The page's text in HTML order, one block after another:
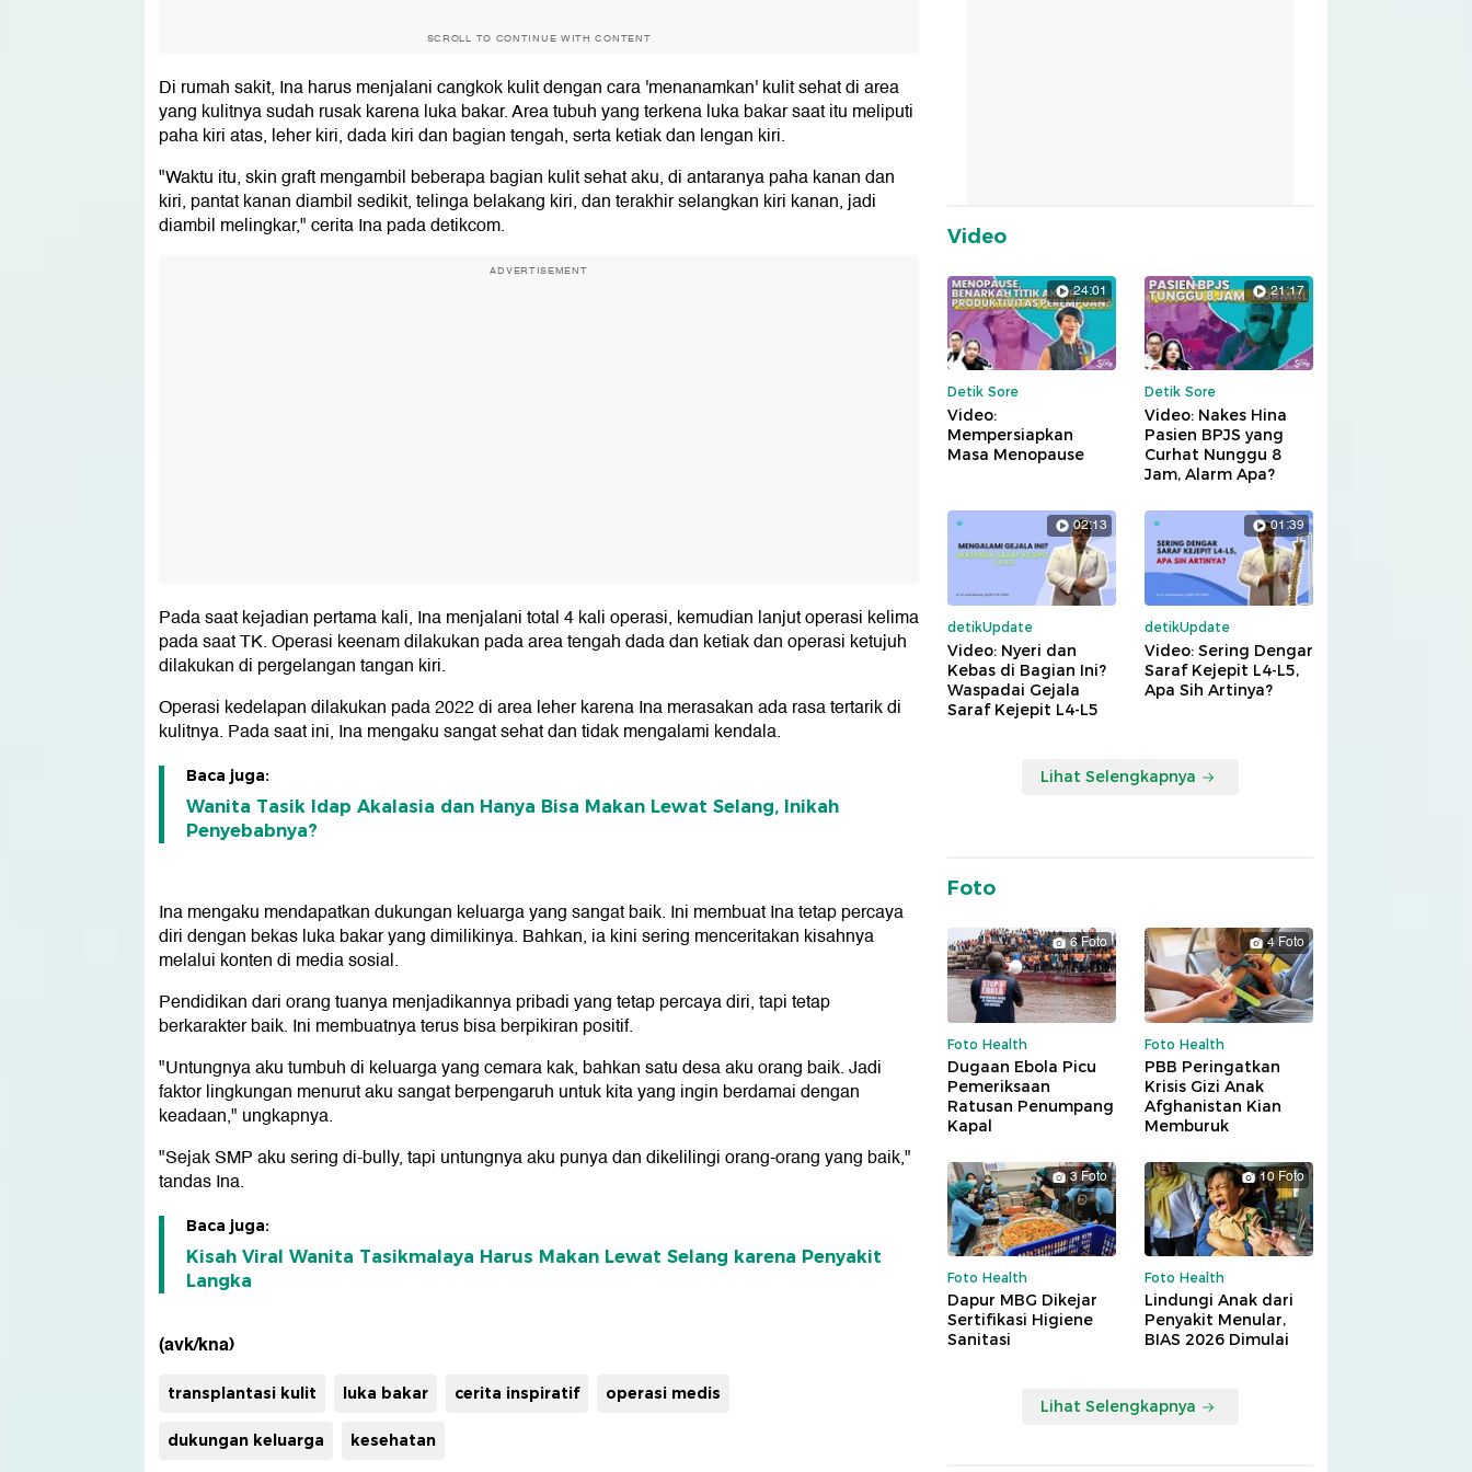
SCROLL TO CONTINUE WITH CONTENT
Di rumah sakit, Ina harus menjalani cangkok kulit dengan cara 'menanamkan' kulit sehat di area
yang kulitnya sudah rusak karena luka bakar. Area tubuh yang terkena luka bakar saat itu meliputi
paha kiri atas, leher kiri, dada kiri dan bagian tengah, serta ketiak dan lengan kiri.
"Waktu itu, skin graft mengambil beberapa bagian kulit sehat aku, di antaranya paha kanan dan
kiri, pantat kanan diambil sedikit, telinga belakang kiri, dan terakhir selangkan kiri kanan, jadi
diambil melingkar," cerita Ina pada detikcom.
ADVERTISEMENT
Pada saat kejadian pertama kali, Ina menjalani total 4 kali operasi, kemudian lanjut operasi kelima
pada saat TK. Operasi keenam dilakukan pada area tengah dada dan ketiak dan operasi ketujuh
dilakukan di pergelangan tangan kiri.
Operasi kedelapan dilakukan pada 2022 di area leher karena Ina merasakan ada rasa tertarik di
kulitnya. Pada saat ini, Ina mengaku sangat sehat dan tidak mengalami kendala.
Baca juga:
Wanita Tasik Idap Akalasia dan Hanya Bisa Makan Lewat Selang, Inikah
Penyebabnya?
Ina mengaku mendapatkan dukungan keluarga yang sangat baik. Ini membuat Ina tetap percaya
diri dengan bekas luka bakar yang dimilikinya. Bahkan, ia kini sering menceritakan kisahnya
melalui konten di media sosial.
Pendidikan dari orang tuanya menjadikannya pribadi yang tetap percaya diri, tapi tetap
berkarakter baik. Ini membuatnya terus bisa berpikiran positif.
"Untungnya aku tumbuh di keluarga yang cemara kak, bahkan satu desa aku orang baik. Jadi
faktor lingkungan menurut aku sangat berpengaruh untuk kita yang ingin berdamai dengan
keadaan," ungkapnya.
"Sejak SMP aku sering di-bully, tapi untungnya aku punya dan dikelilingi orang-orang yang baik,"
tandas Ina.
Baca juga:
Kisah Viral Wanita Tasikmalaya Harus Makan Lewat Selang karena Penyakit
Langka
(avk/kna)
transplantasi kulit luka bakar cerita inspiratif operasi medis
dukungan keluarga kesehatan
Video
24:01
Detik Sore
Video:
Mempersiapkan
Masa Menopause
21:17
Detik Sore
Video: Nakes Hina
Pasien BPJS yang
Curhat Nunggu 8
Jam, Alarm Apa?
02:13
detikUpdate
Video: Nyeri dan
Kebas di Bagian Ini?
Waspadai Gejala
Saraf Kejepit L4-L5
01:39
detikUpdate
Video: Sering Dengar
Saraf Kejepit L4-L5,
Apa Sih Artinya?
Lihat Selengkapnya
Foto
6 Foto
Foto Health
Dugaan Ebola Picu
Pemeriksaan
Ratusan Penumpang
Kapal
4 Foto
Foto Health
PBB Peringatkan
Krisis Gizi Anak
Afghanistan Kian
Memburuk
3 Foto
Foto Health
Dapur MBG Dikejar
Sertifikasi Higiene
Sanitasi
10 Foto
Foto Health
Lindungi Anak dari
Penyakit Menular,
BIAS 2026 Dimulai
Lihat Selengkapnya